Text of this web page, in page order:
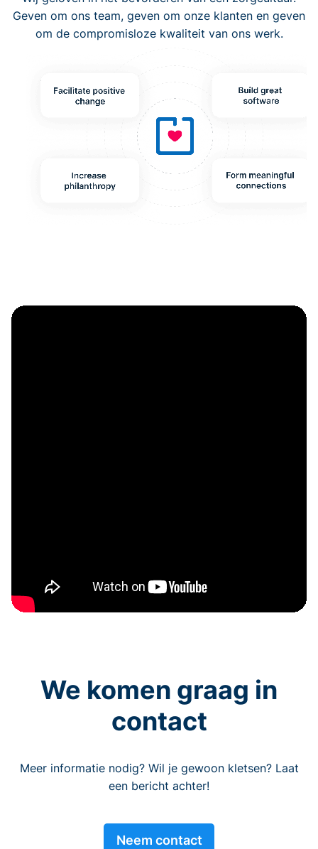
Geven om ons team, geven om onze klanten en geven
om de compromisloze kwaliteit van ons werk.
We komen graag in
contact
Meer informatie nodig? Wil je gewoon kletsen? Laat
een bericht achter!
Neem contact